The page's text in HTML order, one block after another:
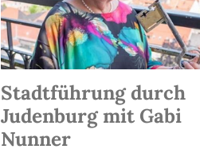
Stadtführung durch
Judenburg mit Gabi
Nunner